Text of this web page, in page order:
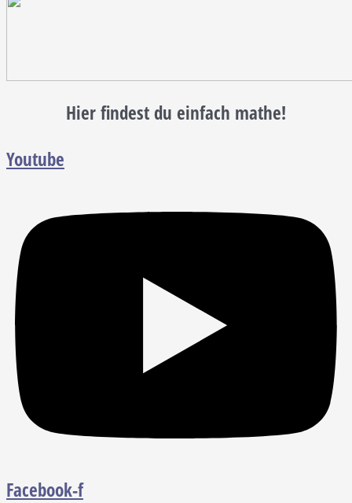
Hier findest du einfach mathe!
Youtube
Facebook-f